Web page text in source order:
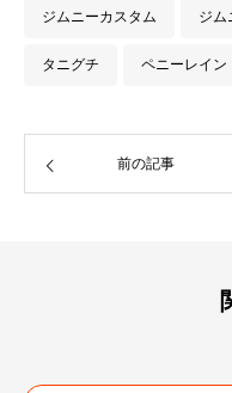
ジムニーカスタム ジム
タニグチ ペニーレイン
前の記事